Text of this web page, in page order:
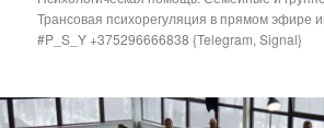
Трансовая психорегуляция в прямом эфире
#P_S_Y +375296666838 {Telegram, Signal}